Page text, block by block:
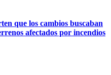
que los cambios buscaban
afectados por incendios